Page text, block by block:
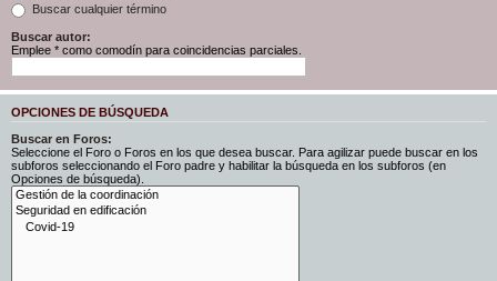
Buscar cualquier término
Buscar autor:
Emplee * como comodín para coincidencias parciales.
OPCIONES DE BÚSQUEDA
Buscar en Foros:
Seleccione el Foro o Foros en los que desea buscar. Para agilizar puede buscar en los
subforos seleccionando el Foro padre y habilitar la búsqueda en los subforos (en
Opciones de búsqueda).